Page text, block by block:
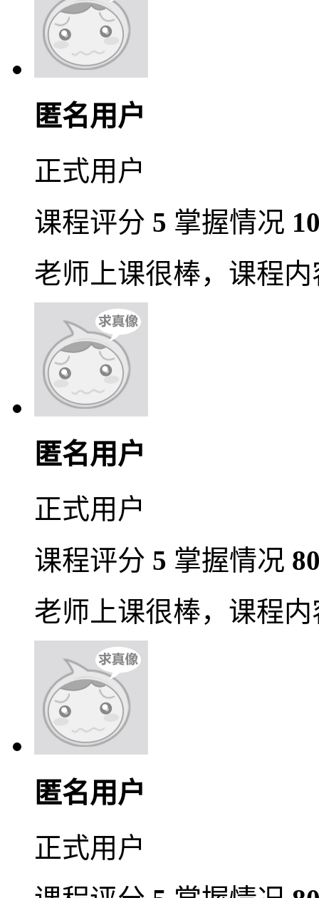
匿名用户
正式用户
课程评分 5 掌握情况
老师上课很棒，课程
匿名用户
正式用户
课程评分 5 掌握情况
老师上课很棒，课程
匿名用户
正式用户